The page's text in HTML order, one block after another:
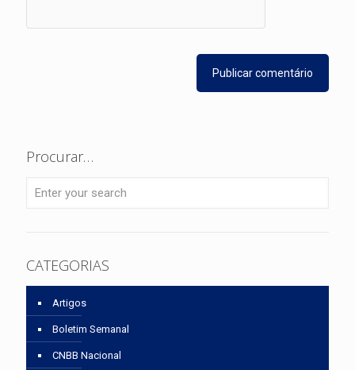
Procurar…
CATEGORIAS
Artigos
Boletim Semanal
CNBB Nacional